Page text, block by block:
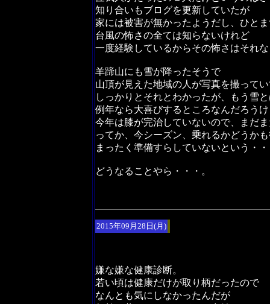
知り合いもブログを更新していたが
家には被害が無かったようだし、ひと
台風の怖さの全ては知らないけれど
一度経験しているからその怖さはそれ
羊蹄山にも雪が降ったそうで
山頂が見えた地域の人が写真を撮って
しっかりとそれとわかったが、もう雪
例年なら大喜びするところなんだろう
今年は膝が完治していないので、まだ
ってか、今シーズン、乗れるかどうか
まったく準備すらしていないという・
どうなることやら・・・。
2015年09月28日(月)
嫌な嫌な健康診断。
若い頃は健康だけが取り柄だったので
なんとも気にしなかったんだが